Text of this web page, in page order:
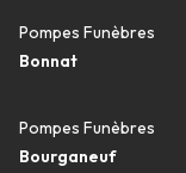
Pompes Funèbres
Bonnat
Pompes Funèbres
Bourganeuf